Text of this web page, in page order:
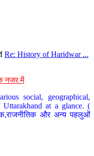
Re: History of Haridwar ...
नजर में
social, geographical,
at a glance. (
और अन्य पहलुओं